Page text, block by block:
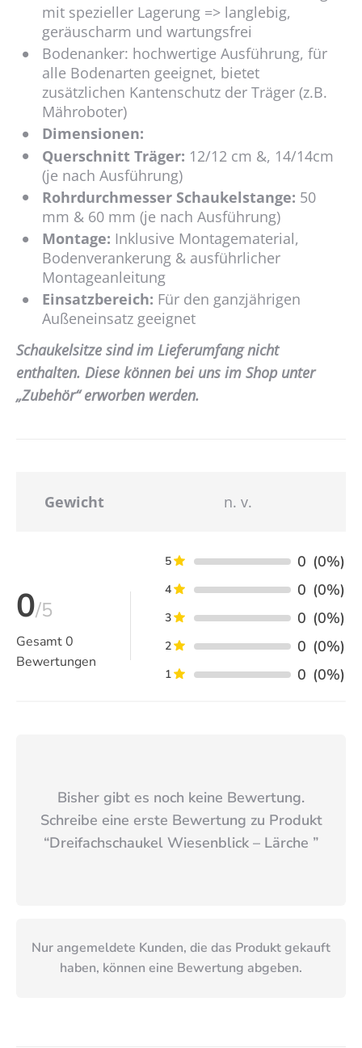
mit spezieller Lagerung => langlebig,
geräuscharm und wartungsfrei
Bodenanker: hochwertige Ausführung, für
alle Bodenarten geeignet, bietet
zusätzlichen Kantenschutz der Träger (z.B.
Mähroboter)
Dimensionen:
Querschnitt Träger: 12/12 cm &, 14/14cm
(je nach Ausführung)
Rohrdurchmesser Schaukelstange: 50
mm & 60 mm (je nach Ausführung)
Montage: Inklusive Montagematerial,
Bodenverankerung & ausführlicher
Montageanleitung
Einsatzbereich: Für den ganzjährigen
Außeneinsatz geeignet
Schaukelsitze sind im Lieferumfang nicht
enthalten. Diese können bei uns im Shop unter
„Zubehör“ erworben werden.
Gewicht n. v.
0/5
Gesamt0
Bewertungen
5 0 (0%)
4 0 (0%)
3 0 (0%)
2 0 (0%)
1 0 (0%)
Bisher gibt es noch keine Bewertung.
Schreibe eine erste Bewertung zu Produkt
“Dreifachschaukel Wiesenblick – Lärche ”
Nur angemeldete Kunden, die das Produkt gekauft
haben, können eine Bewertung abgeben.